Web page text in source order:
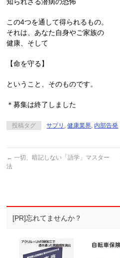
この4つを通して得られるもの。
それは、あなた自身やご家族の
健康、そして
【命を守る】
ということ、そのものです。
＊募集は終了しました
投稿タグ サプリ ,健康業界, 内部告発
← 一切、暗記しない「語学」マスター
法
[PR]忘れてませんか？